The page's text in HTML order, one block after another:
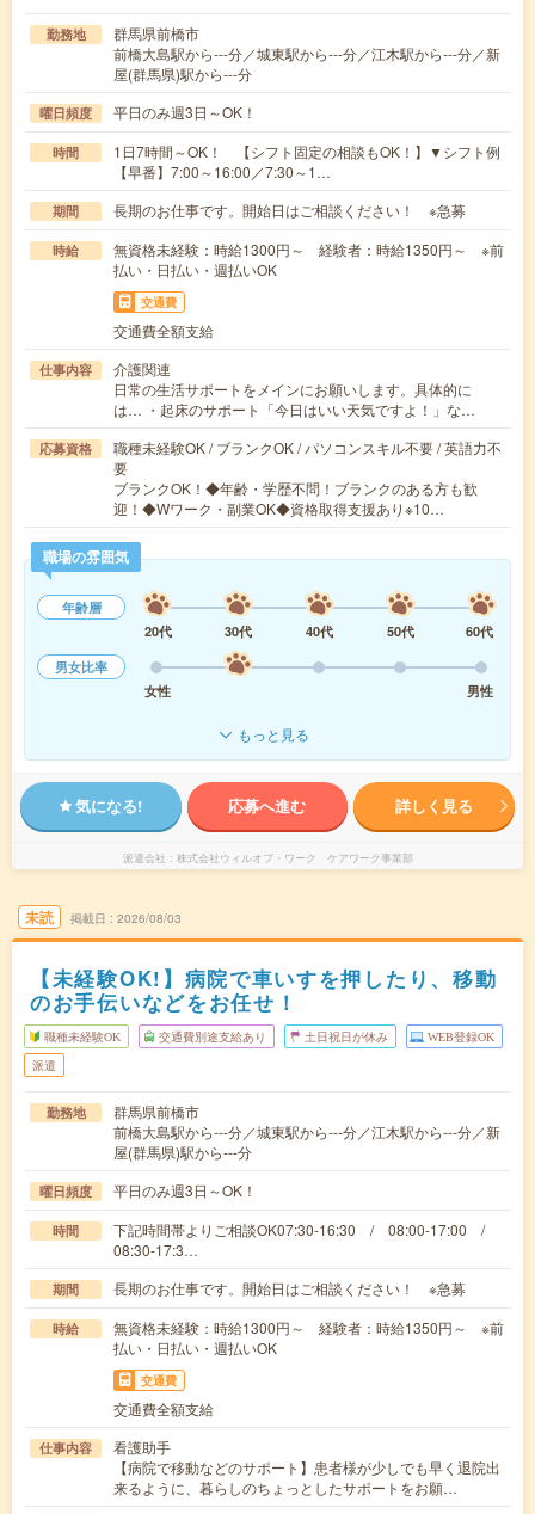
勤務地
群馬県前橋市
前橋大島駅から---分／城東駅から---分／江木駅から---分／新
屋(群馬県)駅から---分
曜日頻度 平日のみ週3日～OK！
時間
1日7時間～OK！ 【シフト固定の相談もOK！】▼シフト例
【早番】7:00～16:00／7:30～1…
期間 長期のお仕事です。開始日はご相談ください！ ※急募
時給
無資格未経験：時給1300円～ 経験者：時給1350円～ ※前
払い・日払い・週払いOK
交通費
交通費全額支給
仕事内容
介護関連
日常の生活サポートをメインにお願いします。具体的に
は… ・起床のサポート「今日はいい天気ですよ！」な…
応募資格
職種未経験OK / ブランクOK / パソコンスキル不要 / 英語力不
要
ブランクOK！◆年齢・学歴不問！ブランクのある方も歓
迎！◆Wワーク・副業OK◆資格取得支援あり※10…
職場の雰囲気
年齢層
20代
30代 40代 50代
60代
男女比率
女性
男性
もっと見る
気になる! 応募へ進む 詳しく見る
派遣会社 株式会社ウィルオブ・ワーク ケアワーク事業部
未読 掲載日 2026/08/03
【未経験OK!】病院で車いすを押したり、移動
のお手伝いなどをお任せ！
職種未経験OK 交通費別途支給あり 土日祝日が休み WEB登録OK
派遣
勤務地
群馬県前橋市
前橋大島駅から---分／城東駅から---分／江木駅から---分／新
屋(群馬県)駅から---分
曜日頻度 平日のみ週3日～OK！
時間
下記時間帯よりご相談OK07:30-16:30 / 08:00-17:00 /
08:30-17:3…
期間 長期のお仕事です。開始日はご相談ください！ ※急募
時給
無資格未経験：時給1300円～ 経験者：時給1350円～ ※前
払い・日払い・週払いOK
交通費
交通費全額支給
仕事内容
看護助手
【病院で移動などのサポート】患者様が少しでも早く退院出
来るように、暮らしのちょっとしたサポートをお願…